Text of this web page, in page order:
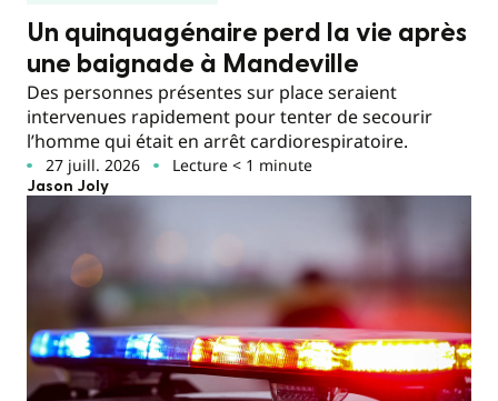
Un quinquagénaire perd la vie après
une baignade à Mandeville
Des personnes présentes sur place seraient
intervenues rapidement pour tenter de secourir
l’homme qui était en arrêt cardiorespiratoire.
27 juill. 2026 Lecture < 1 minute
Jason Joly